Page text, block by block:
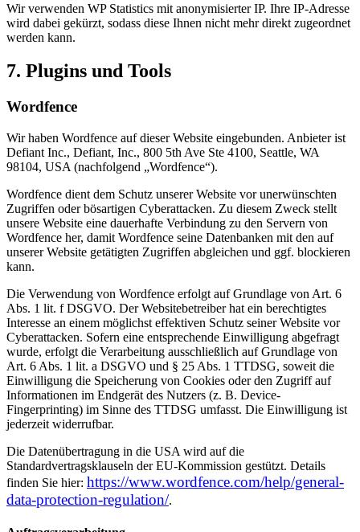
Wir verwenden WP Statistics mit anonymisierter IP. Ihre IP-Adresse
wird dabei gekürzt, sodass diese Ihnen nicht mehr direkt zugeordnet
werden kann.
7. Plugins und Tools
Wordfence
Wir haben Wordfence auf dieser Website eingebunden. Anbieter ist
Defiant Inc., Defiant, Inc., 800 5th Ave Ste 4100, Seattle, WA
98104, USA (nachfolgend „Wordfence“).
Wordfence dient dem Schutz unserer Website vor unerwünschten
Zugriffen oder bösartigen Cyberattacken. Zu diesem Zweck stellt
unsere Website eine dauerhafte Verbindung zu den Servern von
Wordfence her, damit Wordfence seine Datenbanken mit den auf
unserer Website getätigten Zugriffen abgleichen und ggf. blockieren
kann.
Die Verwendung von Wordfence erfolgt auf Grundlage von Art. 6
Abs. 1 lit. f DSGVO. Der Websitebetreiber hat ein berechtigtes
Interesse an einem möglichst effektiven Schutz seiner Website vor
Cyberattacken. Sofern eine entsprechende Einwilligung abgefragt
wurde, erfolgt die Verarbeitung ausschließlich auf Grundlage von
Art. 6 Abs. 1 lit. a DSGVO und § 25 Abs. 1 TTDSG, soweit die
Einwilligung die Speicherung von Cookies oder den Zugriff auf
Informationen im Endgerät des Nutzers (z. B. Device-
Fingerprinting) im Sinne des TTDSG umfasst. Die Einwilligung ist
jederzeit widerrufbar.
Die Datenübertragung in die USA wird auf die
Standardvertragsklauseln der EU-Kommission gestützt. Details
finden Sie hier: https://www.wordfence.com/help/general-
data-protection-regulation/.